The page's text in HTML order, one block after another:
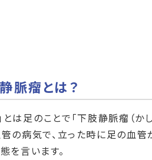
脈瘤とは？
とは足のことで「下肢静脈瘤（か
の病気で、立った時に足の血管
を言います。